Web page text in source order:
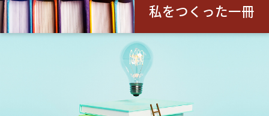
私をつくった一冊